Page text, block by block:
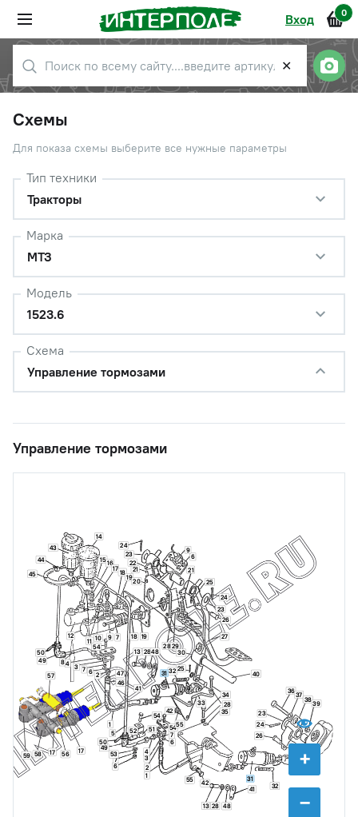
Вход 0
✕
Схемы
Для показа схемы выберите все нужные параметры
Тип техники
Тракторы
Марка
МТЗ
Модель
1523.6
Схема
Управление тормозами
Управление тормозами
+
−
1
1
2
2
3
3
4
4
5
6
6
6
6
7
7
7
7
8
9
9
10
11
12
13
13
14
1516
17
17 17
18
18
19
19
20
21 21
22
23
23
23
24
24
24
25
25
26
26
27
28
28
28
28 29
30
31
31
32
32
33
34
35
3637
3839
40
41
41
42
42
43
44
45
46
47
48
48
49
49
50
50
51
52
53
54
54
54
55
55
56
57
58
59